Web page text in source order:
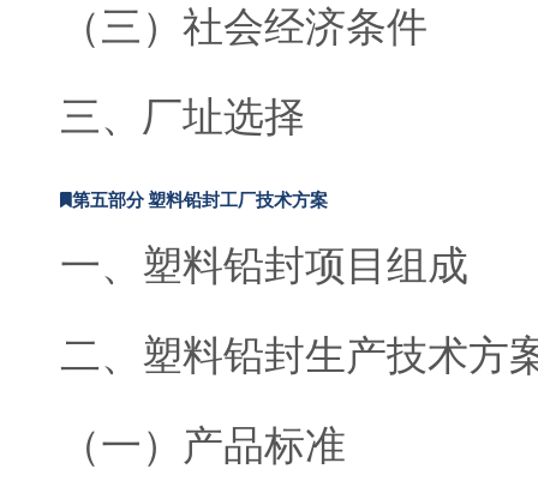
（三）社会经济条件
三、厂址选择
第五部分 塑料铅封工厂技术方案
一、塑料铅封项目组成
二、塑料铅封生产技术方
（一）产品标准